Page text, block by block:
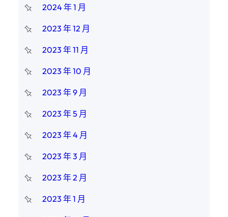
2024 年 1 月
2023 年 12 月
2023 年 11 月
2023 年 10 月
2023 年 9 月
2023 年 5 月
2023 年 4 月
2023 年 3 月
2023 年 2 月
2023 年 1 月